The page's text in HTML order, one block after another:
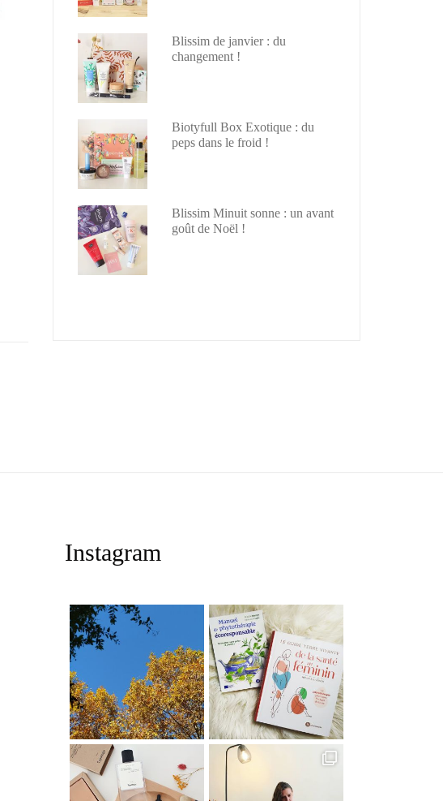
Blissim de janvier : du
changement !
Biotyfull Box Exotique : du
peps dans le froid !
Blissim Minuit sonne : un avant
goût de Noël !
Instagram